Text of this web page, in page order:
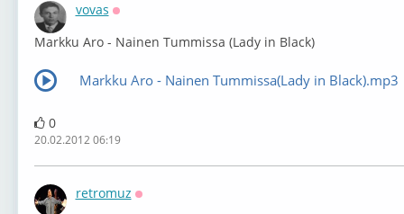
vovas
Markku Aro - Nainen Tummissa (Lady in Black)
Markku Aro - Nainen Tummissa(Lady in Black).mp3
0
20.02.2012 06:19
retromuz